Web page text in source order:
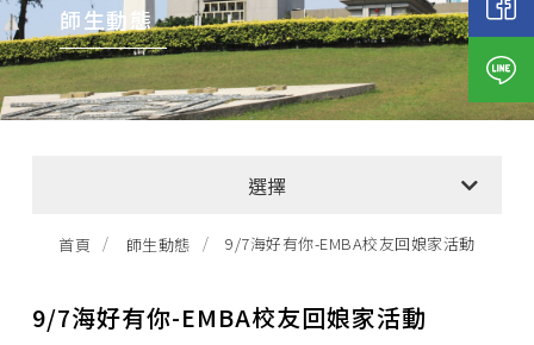
師生動態
選擇
全部消息
EMBA招生公告
學分班招生公告
首頁 師生動態 9/7海好有你-EMBA校友回娘家活動
9/7海好有你-EMBA校友回娘家活動